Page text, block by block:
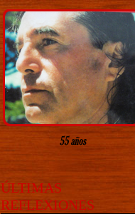
ÚLTIMAS
REFLEXIONES